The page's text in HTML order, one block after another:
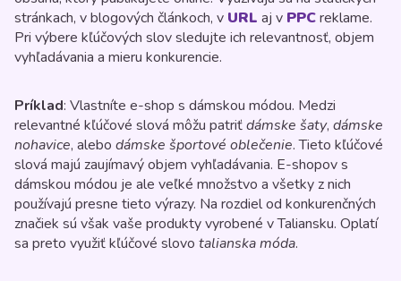
stránkach, v blogových článkoch, v URL aj v PPCreklame.
Pri výbere kľúčových slov sledujte ich relevantnosť, objem
vyhľadávania a mieru konkurencie.
Príklad: Vlastníte e-shop s dámskou módou. Medzi
relevantné kľúčové slová môžu patriťdámske šaty, dámske
nohavice, alebo dámske športové oblečenie. Tieto kľúčové
slová majú zaujímavý objem vyhľadávania. E-shopov s
dámskou módou je ale veľké množstvo a všetky z nich
používajú presne tieto výrazy. Na rozdiel od konkurenčných
značiek sú však vaše produkty vyrobené v Taliansku. Oplatí
sa preto využiť kľúčové slovo talianska móda.